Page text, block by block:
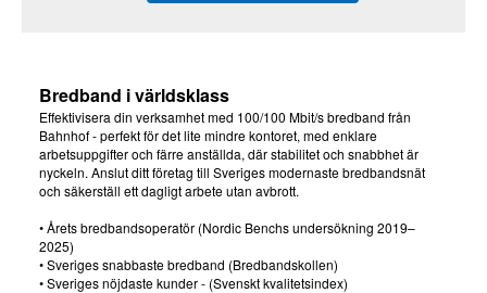
Bredband i världsklass
Effektivisera din verksamhet med 100/100 Mbit/s bredband från
Bahnhof - perfekt för det lite mindre kontoret, med enklare
arbetsuppgifter och färre anställda, där stabilitet och snabbhet är
nyckeln. Anslut ditt företag till Sveriges modernaste bredbandsnät
och säkerställ ett dagligt arbete utan avbrott.
• Årets bredbandsoperatör (Nordic Benchs undersökning 2019–
2025)
• Sveriges snabbaste bredband (Bredbandskollen)
• Sveriges nöjdaste kunder - (Svenskt kvalitetsindex)